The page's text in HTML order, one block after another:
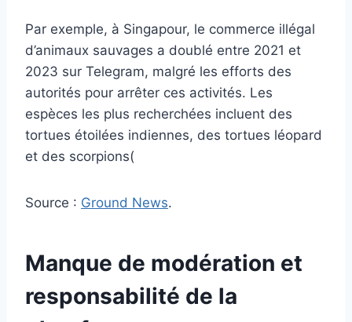
Par exemple, à Singapour, le commerce illégal
d’animaux sauvages a doublé entre 2021 et
2023 sur Telegram, malgré les efforts des
autorités pour arrêter ces activités. Les
espèces les plus recherchées incluent des
tortues étoilées indiennes, des tortues léopard
et des scorpions​(
Source : Ground News.
Manque de modération et
responsabilité de la